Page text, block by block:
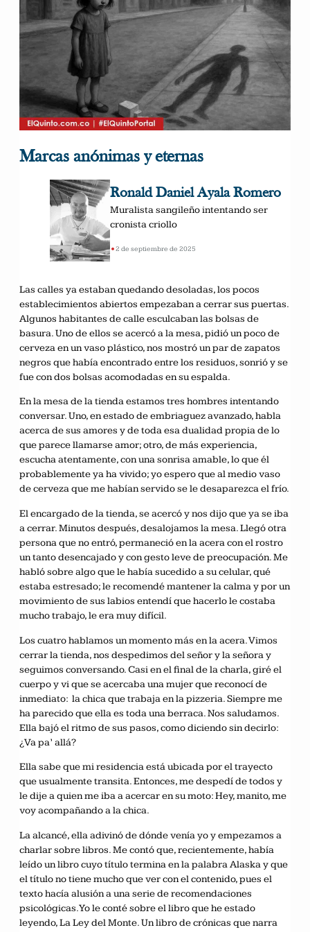
Marcas anónimas y eternas
Ronald Daniel Ayala Romero
Muralista sangileño intentando ser
cronista criollo
•2 de septiembre de 2025
Las calles ya estaban quedando desoladas, los pocos
establecimientos abiertos empezaban a cerrar sus puertas.
Algunos habitantes de calle esculcaban las bolsas de
basura. Uno de ellos se acercó a la mesa, pidió un poco de
cerveza en un vaso plástico, nos mostró un par de zapatos
negros que había encontrado entre los residuos, sonrió y se
fue con dos bolsas acomodadas en su espalda.
En la mesa de la tienda estamos tres hombres intentando
conversar. Uno, en estado de embriaguez avanzado, habla
acerca de sus amores y de toda esa dualidad propia de lo
que parece llamarse amor; otro, de más experiencia,
escucha atentamente, con una sonrisa amable, lo que él
probablemente ya ha vivido; yo espero que al medio vaso
de cerveza que me habían servido se le desaparezca el frío.
El encargado de la tienda, se acercó y nos dijo que ya se iba
a cerrar. Minutos después, desalojamos la mesa. Llegó otra
persona que no entró, permaneció en la acera con el rostro
un tanto desencajado y con gesto leve de preocupación. Me
habló sobre algo que le había sucedido a su celular, qué
estaba estresado; le recomendé mantener la calma y por un
movimiento de sus labios entendí que hacerlo le costaba
mucho trabajo, le era muy difícil.
Los cuatro hablamos un momento más en la acera. Vimos
cerrar la tienda, nos despedimos del señor y la señora y
seguimos conversando. Casi en el final de la charla, giré el
cuerpo y vi que se acercaba una mujer que reconocí de
inmediato: la chica que trabaja en la pizzeria. Siempre me
ha parecido que ella es toda una berraca. Nos saludamos.
Ella bajó el ritmo de sus pasos, como diciendo sin decirlo:
¿Va pa’ allá?
Ella sabe que mi residencia está ubicada por el trayecto
que usualmente transita. Entonces, me despedí de todos y
le dije a quien me iba a acercar en su moto: Hey, manito, me
voy acompañando a la chica.
La alcancé, ella adivinó de dónde venía yo y empezamos a
charlar sobre libros. Me contó que, recientemente, había
leído un libro cuyo título termina en la palabra Alaska y que
el título no tiene mucho que ver con el contenido, pues el
texto hacía alusión a una serie de recomendaciones
psicológicas. Yo le conté sobre el libro que he estado
leyendo, La Ley del Monte. Un libro de crónicas que narra